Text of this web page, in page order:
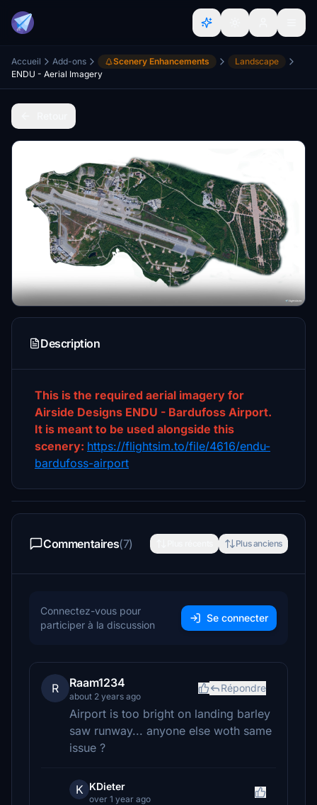
Accueil Add-ons Scenery Enhancements
Landscape
ENDU - Aerial Imagery
Description
This is the required aerial imagery for
Airside Designs ENDU - Bardufoss Airport.
It is meant to be used alongside this
scenery: https://flightsim.to/file/4616/endu-
bardufoss-airport
Commentaires(7) Plus anciens
Connectez-vous pour
participer à la discussion
Se connecter
R Raam1234
about 2 years ago
Répondre
Airport is too bright on landing barley
saw runway... anyone else woth same
issue ?
K KDieter
over 1 year ago